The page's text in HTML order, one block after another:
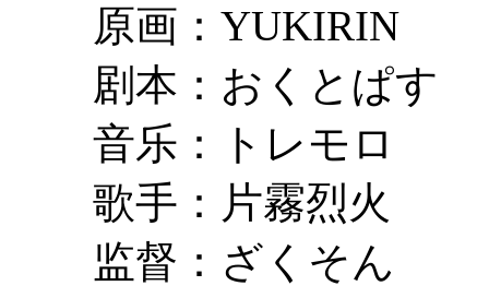
原画：YUKIRIN
剧本：おくとぱす
音乐：トレモロ
歌手：片霧烈火
监督：ざくそん